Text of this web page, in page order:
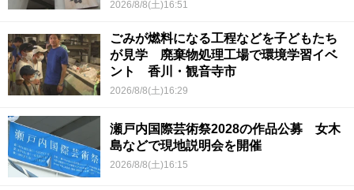
2026/8/8(土)16:51
ごみが燃料になる工程などを子どもたち
が見学 廃棄物処理工場で環境学習イベ
ント 香川・観音寺市
2026/8/8(土)16:29
瀬戸内国際芸術祭2028の作品公募 女木
島などで現地説明会を開催
2026/8/8(土)16:15